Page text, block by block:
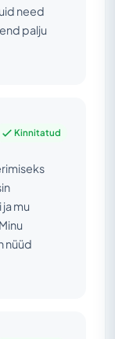
need
palju
Kinnitatud
mu
nüüd